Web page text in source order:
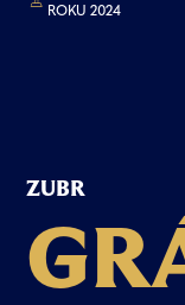
ROKU 2024
ZUBR
GR